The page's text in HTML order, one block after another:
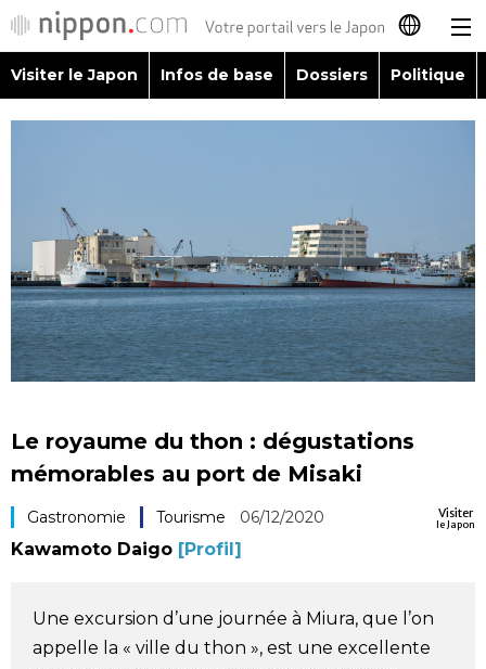
日本語
繁體字
Español
العربية
Visiter le Japon
Infos de base
Dossiers
Économie
Société
Gastronomie
Visiter le Japon Infos de base Dossiers Politique
Le royaume du thon : dégustations
mémorables au port de Misaki
Visiter
le Japon
Gastronomie Tourisme 06/12/2020
Kawamoto Daigo [Profil]
Une excursion d’une journée à Miura, que l’on
appelle la « ville du thon », est une excellente